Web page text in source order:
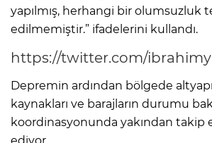
yapılmış, herhangi bir olumsuzluk
edilmemiştir.” ifadelerini kullandı.
https://twitter.com/
Depremin ardından bölgede
kaynakları ve barajların durumu
koordinasyonunda yakından takip